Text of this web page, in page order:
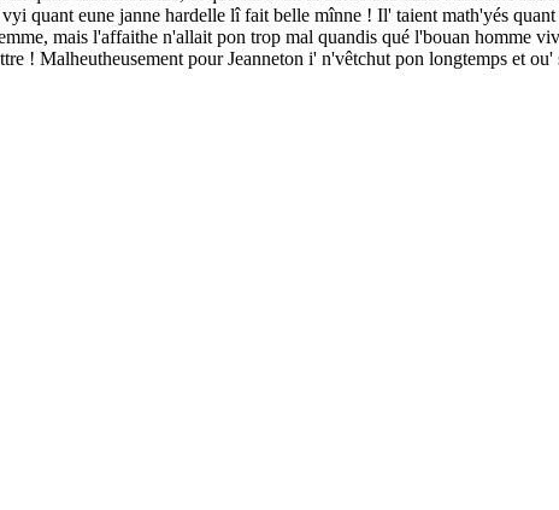
quant eune janne hardelle lî fait belle mînne ! Il' taient math'yés
mais l'affaithe n'allait pon trop mal quandis qué l'bouan homme
! Malheutheusement pour Jeanneton i' n'vêtchut pon longtemps et